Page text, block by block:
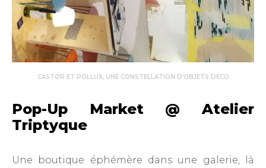
CASTOR ET POLLUX, UNE CONSTELLATION D’OBJETS DÉCO
Pop-Up Market @ Atelier
Triptyque
Une boutique éphémère dans une galerie, là